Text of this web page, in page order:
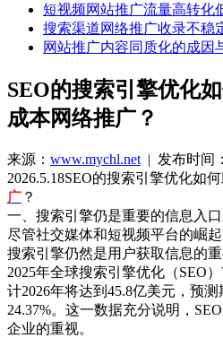
短视频网站推广流量高转化
搜索渠道网络推广收录不稳
网站推广内容同质化的成因
SEO的搜索引擎优化
成本网络推广？
来源： www.mychl.net | 发布时间
2026.5.18SEO的搜索引擎优化如
广 ？
一、搜索引擎仍是重要的信息入
尽管社交媒体和短视频平台的崛
搜索引擎仍然是用户获取信息的
2025年全球搜索引擎优化（SEO
计2026年将达到45.8亿美元，预
24.37%。这一数据充分说明，
企业的重视。